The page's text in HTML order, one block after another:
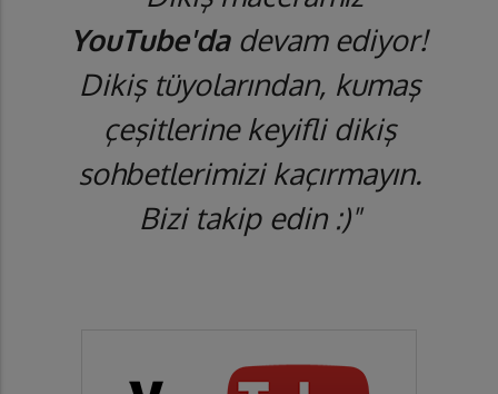
YouTube'dadevam ediyor!
Dikiş tüyolarından, kumaş
çeşitlerine keyifli dikiş
sohbetlerimizi kaçırmayın.
Bizi takip edin :)"